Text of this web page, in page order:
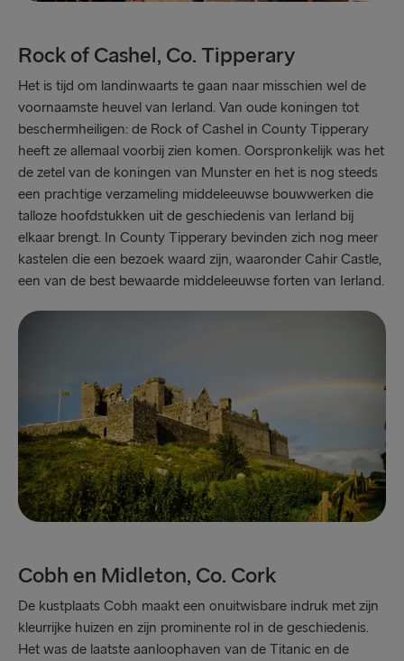
Rock of Cashel, Co. Tipperary
Het is tijd om landinwaarts te gaan naar misschien wel de
voornaamste heuvel van Ierland. Van oude koningen tot
beschermheiligen: de Rock of Cashel in County Tipperary
heeft ze allemaal voorbij zien komen. Oorspronkelijk was het
de zetel van de koningen van Munster en het is nog steeds
een prachtige verzameling middeleeuwse bouwwerken die
talloze hoofdstukken uit de geschiedenis van Ierland bij
elkaar brengt. In County Tipperary bevinden zich nog meer
kastelen die een bezoek waard zijn, waaronder Cahir Castle,
een van de best bewaarde middeleeuwse forten van Ierland.
Cobh en Midleton, Co. Cork
De kustplaats Cobh maakt een onuitwisbare indruk met zijn
kleurrijke huizen en zijn prominente rol in de geschiedenis.
Het was de laatste aanloophaven van de Titanic en de